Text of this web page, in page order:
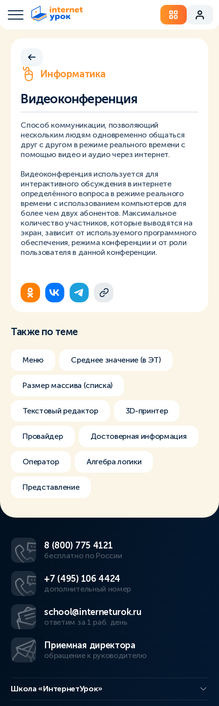
Информатика
Видеоконференция
Способ коммуникации, позволяющий
нескольким людям одновременно общаться
друг с другом в режиме реального времени с
помощью видео и аудио через интернет.
Видеоконференция используется для
интерактивного обсуждения в интернете
определённого вопроса в режиме реального
времени с использованием компьютеров для
более чем двух абонентов. Максимальное
количество участников, которые выводятся на
экран, зависит от используемого программного
обеспечения, режима конференции и от роли
пользователя в данной конференции.
Также по теме
Меню Среднее значение (в ЭТ)
Размер массива (списка)
Текстовый редактор 3D-принтер
Провайдер Достоверная информация
Оператор Алгебра логики
Представление
8 (800) 775 4121
бесплатно по России
+7 (495) 106 4424
дополнительный номер
school@interneturok.ru
ответим за 1 раб. день
Приемная директора
обращение к руководителю
Школа «ИнтернетУрок»